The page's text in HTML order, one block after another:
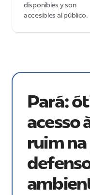
disponibles y son
accesibles al público.
Pará:
acesso
ruim